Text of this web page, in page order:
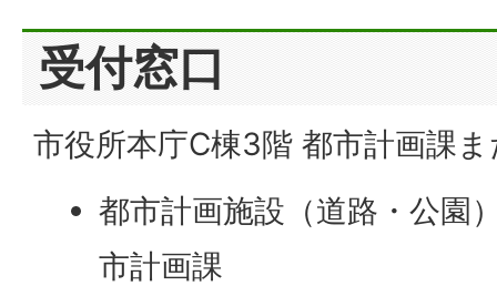
受付窓口
市役所本庁C棟3階 都市計画課
都市計画施設（道路・公園
市計画課